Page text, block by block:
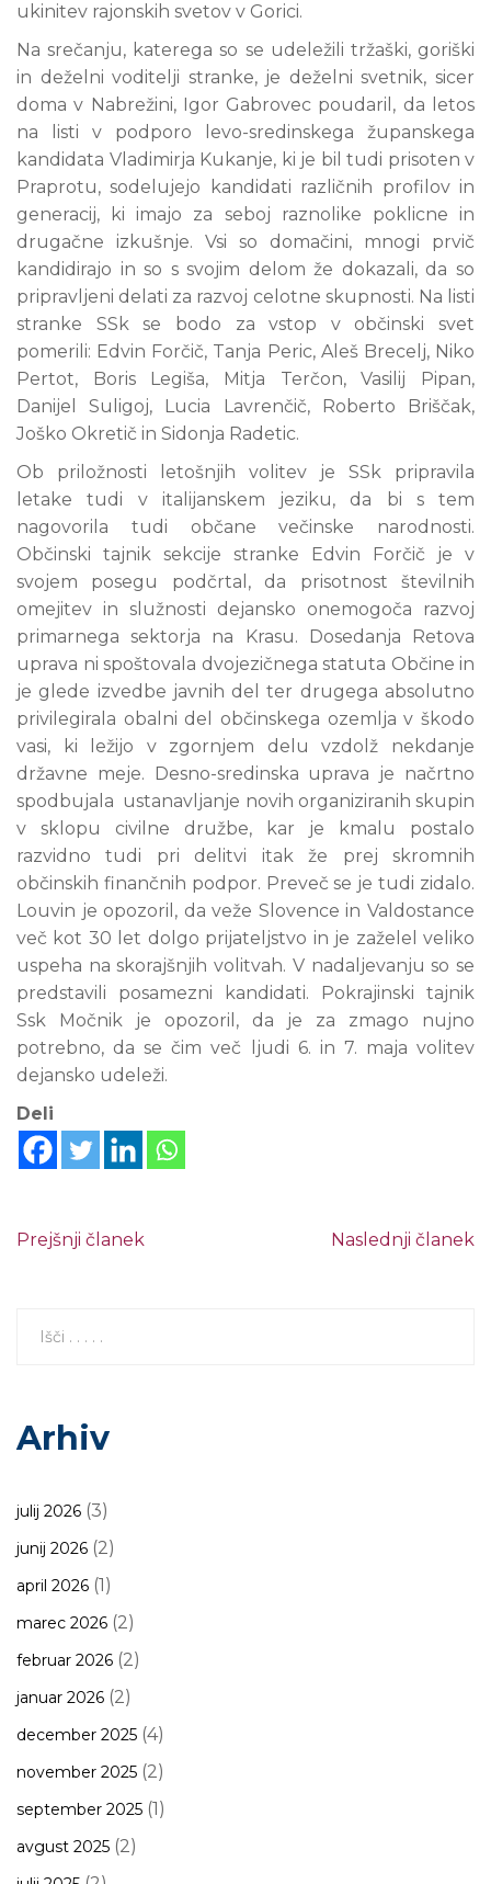
ukinitev rajonskih svetov v Gorici.
Na srečanju, katerega so se udeležili tržaški, goriški
in deželni voditelji stranke, je deželni svetnik, sicer
doma v Nabrežini, Igor Gabrovec poudaril, da letos
na listi v podporo levo-sredinskega županskega
kandidata Vladimirja Kukanje, ki je bil tudi prisoten v
Praprotu, sodelujejo kandidati različnih profilov in
generacij, ki imajo za seboj raznolike poklicne in
drugačne izkušnje. Vsi so domačini, mnogi prvič
kandidirajo in so s svojim delom že dokazali, da so
pripravljeni delati za razvoj celotne skupnosti. Na listi
stranke SSk se bodo za vstop v občinski svet
pomerili: Edvin Forčič, Tanja Peric, Aleš Brecelj, Niko
Pertot, Boris Legiša, Mitja Terčon, Vasilij Pipan,
Danijel Suligoj, Lucia Lavrenčič, Roberto Briščak,
Joško Okretič in Sidonja Radetic.
Ob priložnosti letošnjih volitev je SSk pripravila
letake tudi v italijanskem jeziku, da bi s tem
nagovorila tudi občane večinske narodnosti.
Občinski tajnik sekcije stranke Edvin Forčič je v
svojem posegu podčrtal, da prisotnost številnih
omejitev in služnosti dejansko onemogoča razvoj
primarnega sektorja na Krasu. Dosedanja Retova
uprava ni spoštovala dvojezičnega statuta Občine in
je glede izvedbe javnih del ter drugega absolutno
privilegirala obalni del občinskega ozemlja v škodo
vasi, ki ležijo v zgornjem delu vzdolž nekdanje
državne meje. Desno-sredinska uprava je načrtno
spodbujala ustanavljanje novih organiziranih skupin
v sklopu civilne družbe, kar je kmalu postalo
razvidno tudi pri delitvi itak že prej skromnih
občinskih finančnih podpor. Preveč se je tudi zidalo.
Louvin je opozoril, da veže Slovence in Valdostance
več kot 30 let dolgo prijateljstvo in je zaželel veliko
uspeha na skorajšnjih volitvah. V nadaljevanju so se
predstavili posamezni kandidati. Pokrajinski tajnik
Ssk Močnik je opozoril, da je za zmago nujno
potrebno, da se čim več ljudi 6. in 7. maja volitev
dejansko udeleži.
Deli
Prejšnji članek Naslednji članek
Arhiv
julij 2026 (3)
junij 2026 (2)
april 2026 (1)
marec 2026 (2)
februar 2026 (2)
januar 2026 (2)
december 2025 (4)
november 2025 (2)
september 2025 (1)
avgust 2025 (2)